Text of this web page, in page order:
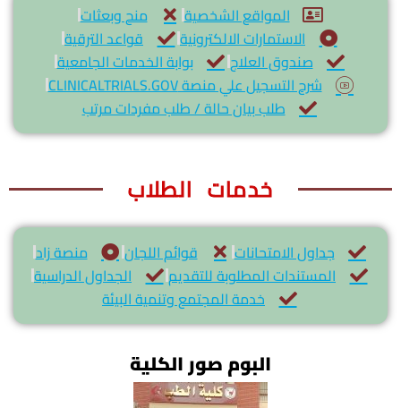
المواقع الشخصية
منح وبعثات
الاستمارات الالكترونية
قواعد الترقية
صندوق العلاج
بوابة الخدمات الجامعية
شرح التسجيل علي منصة CLINICALTRIALS.GOV
طلب بيان حالة / طلب مفردات مرتب
خدمات الطلاب
جداول الامتحانات قوائم اللجان
منصة زاد
المستندات المطلوبة للتقديم
الجداول الدراسية
خدمة المجتمع وتنمية البيئة
البوم صور الكلية